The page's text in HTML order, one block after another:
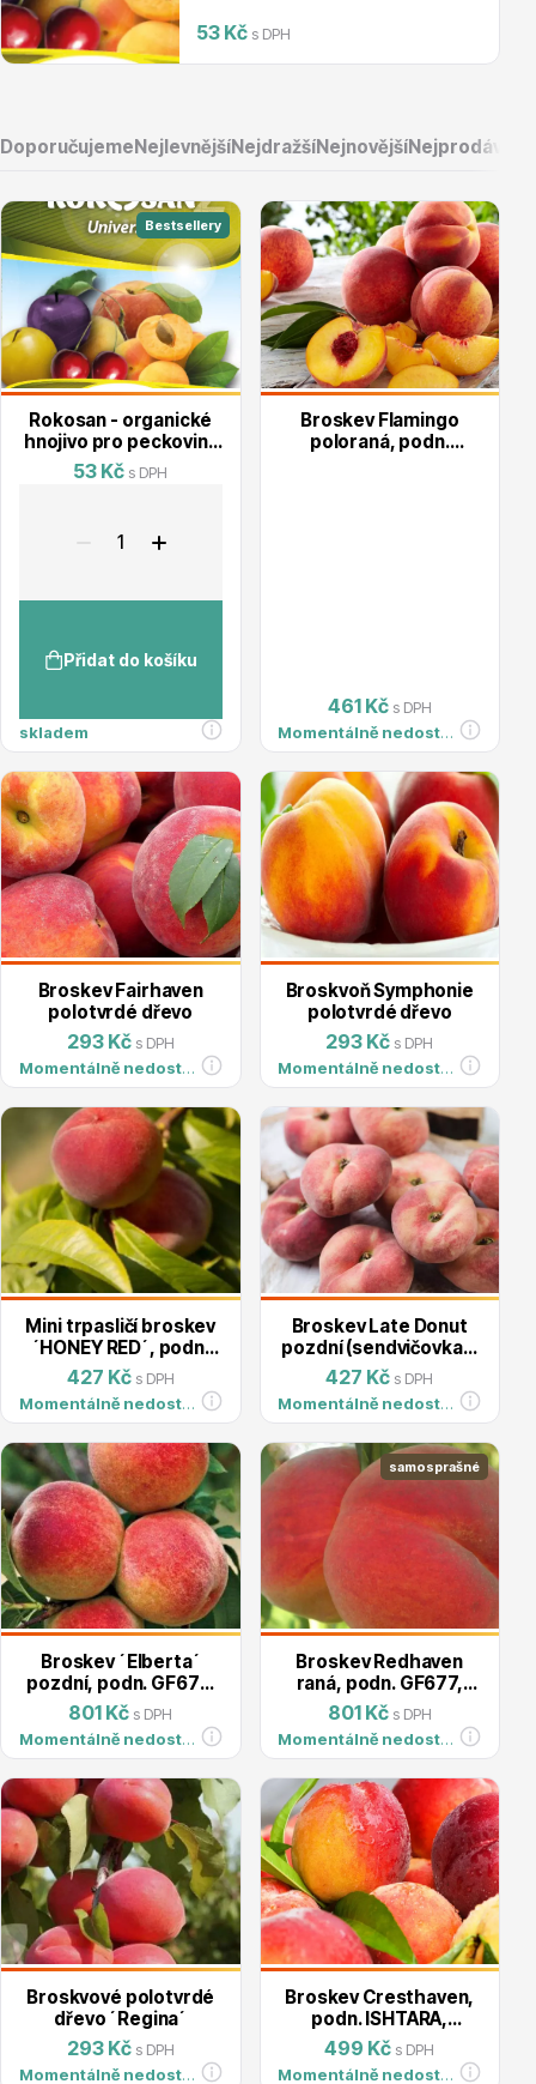
Vodní rostliny
Květináče
Cibuloviny
Vzrostlé stromy
Nářadí, příslušenství
Postřiky, přípravky
Hortenzie
Azalky a rododendrony
Růže KORDES
MN-VS-1:rychle rostoucí podnož, která má rychlý nástup do
plodnosti, odolnost vůči nepříznivým vnějším faktorům,
dlouhá a ekonomická životnost stromů. Zakoreňování a
ujímání těchto podnoží je velmi dobré.
53 Kč s DPH
DoporučujemeNejlevnějšíNejdražšíNejnovější
Bestsellery
Rokosan - organické
hnojivo pro peckoviny
50g
53 Kč s DPH
Přidat do košíku
skladem
Broskev Flamingo
poloraná, podn.
461 Kč s DPH
Momentálně nedostupné
Broskev Fairhaven
polotvrdé dřevo
293 Kč s DPH
Momentálně nedostupné
Broskvoň Symphonie
polotvrdé dřevo
293 Kč s DPH
Momentálně nedostupné
Mini trpasličí broskev
´HONEY RED´, podn.
Semenáč, prostok.
427 Kč s DPH
Momentálně nedostupné
Broskev Late Donut
pozdní (sendvičovka) ,
podn. Semenáč,
prostok.
427 Kč s DPH
Momentálně nedostupné
Broskev ´Elberta´
pozdní, podn. GF677,
kont. 5l
801 Kč s DPH
Momentálně nedostupné
samosprašné
Broskev Redhaven
raná, podn. GF677,
kont. 5l
801 Kč s DPH
Momentálně nedostupné
Broskvové polotvrdé
dřevo ´Regina´
293 Kč s DPH
Momentálně nedostupné
Broskev Cresthaven,
podn. ISHTARA,
prostok.
499 Kč s DPH
Momentálně nedostupné